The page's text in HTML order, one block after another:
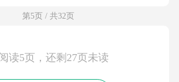
第5页 / 共32页
读5页，还剩27页未读